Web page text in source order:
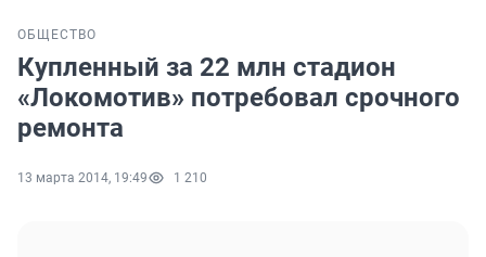
ОБЩЕСТВО
Купленный за 22 млн стадион
«Локомотив» потребовал срочного
ремонта
13 марта 2014, 19:49 1 210